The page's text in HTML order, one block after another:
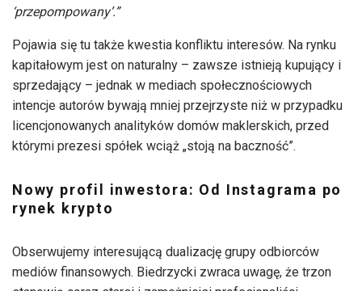
‘przepompowany’.”
Pojawia się tu także kwestia konfliktu interesów. Na rynku
kapitałowym jest on naturalny – zawsze istnieją kupujący i
sprzedający – jednak w mediach społecznościowych
intencje autorów bywają mniej przejrzyste niż w przypadku
licencjonowanych analityków domów maklerskich, przed
którymi prezesi spółek wciąż „stoją na baczność”.
Nowy profil inwestora: Od Instagrama po
rynek krypto
Obserwujemy interesującą dualizację grupy odbiorców
mediów finansowych. Biedrzycki zwraca uwagę, że trzon